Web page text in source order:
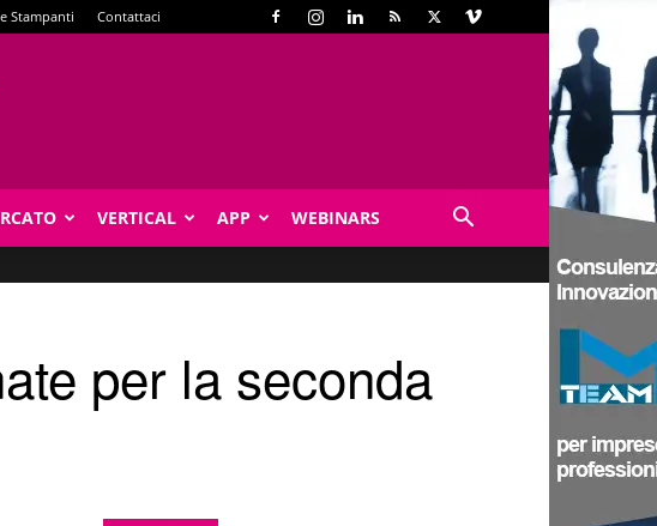
Stampanti Contattaci
VERTICAL APP WEBINARS
per la seconda